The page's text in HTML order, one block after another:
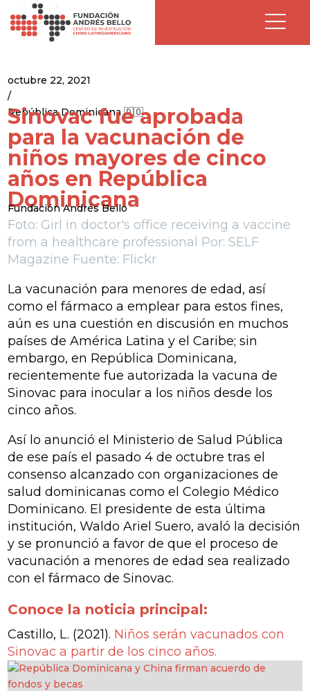
octubre 22, 2021
/
República Dominicana 🇩🇴
Sinovac fue aprobada
para la vacunación de
niños mayores de cinco
años en República
Dominicana
Fundación Andrés Bello
Foto: Girl in doctor's office receiving a vaccine
from a healthcare professional Por: SELF
Magazine Fuente: Flickr
La vacunación para menores de edad, así
como el fármaco a emplear para estos fines,
aún es una cuestión en discusión en muchos
países de América Latina y el Caribe; sin
embargo, en República Dominicana,
recientemente fue autorizada la vacuna de
Sinovac para inocular a los niños desde los
cinco años.
Así lo anunció el Ministerio de Salud Pública
de ese país el pasado 4 de octubre tras el
consenso alcanzado con organizaciones de
salud dominicanas como el Colegio Médico
Dominicano. El presidente de esta última
institución, Waldo Ariel Suero, avaló la decisión
y se pronunció a favor de que el proceso de
vacunación a menores de edad sea realizado
con el fármaco de Sinovac.
Conoce la noticia principal:
Castillo, L. (2021). Niños serán vacunados con
Sinovac a partir de los cinco años.